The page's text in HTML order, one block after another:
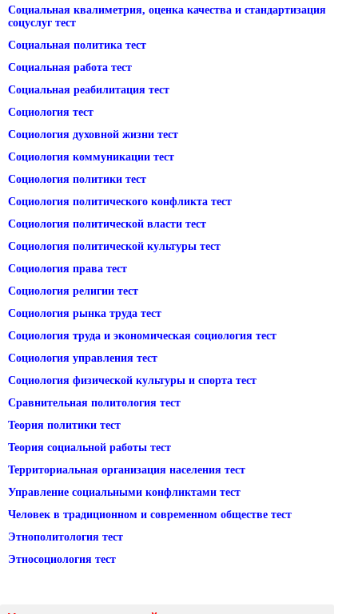
Социальная квалиметрия, оценка качества и стандартизация
соцуслуг тест
Социальная политика тест
Социальная работа тест
Социальная реабилитация тест
Социология тест
Социология духовной жизни тест
Социология коммуникации тест
Социология политики тест
Социология политического конфликта тест
Социология политической власти тест
Социология политической культуры тест
Социология права тест
Социология религии тест
Социология рынка труда тест
Социология труда и экономическая социология тест
Социология управления тест
Социология физической культуры и спорта тест
Сравнительная политология тест
Теория политики тест
Теория социальной работы тест
Территориальная организация населения тест
Управление социальными конфликтами тест
Человек в традиционном и современном обществе тест
Этнополитология тест
Этносоциология тест